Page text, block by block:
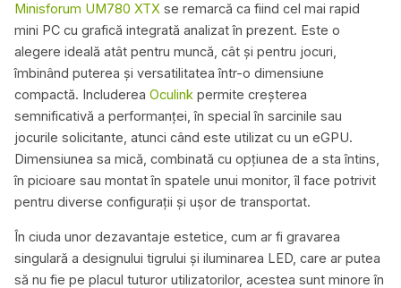
Minisforum UM780 XTX se remarcă ca fiind cel mai rapid
mini PC cu grafică integrată analizat în prezent. Este o
alegere ideală atât pentru muncă, cât și pentru jocuri,
îmbinând puterea și versatilitatea într-o dimensiune
compactă. Includerea Oculink permite creșterea
semnificativă a performanței, în special în sarcinile sau
jocurile solicitante, atunci când este utilizat cu un eGPU.
Dimensiunea sa mică, combinată cu opțiunea de a sta întins,
în picioare sau montat în spatele unui monitor, îl face potrivit
pentru diverse configurații și ușor de transportat.
În ciuda unor dezavantaje estetice, cum ar fi gravarea
singulară a designului tigrului și iluminarea LED, care ar putea
să nu fie pe placul tuturor utilizatorilor, acestea sunt minore în